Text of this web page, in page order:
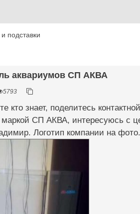
подставки
аквариумов СП АКВА
5793
кто знает, поделитесь
СП АКВА, интересуюсь с
Логотип компании на фото.